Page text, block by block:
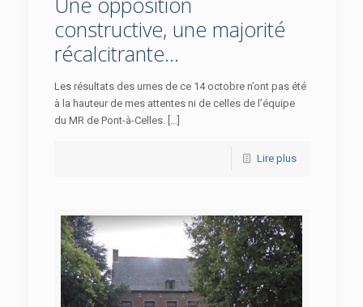
constructive, une majorité
récalcitrante…
Les résultats des urnes de ce 14 octobre n’ont pas été
à la hauteur de mes attentes ni de celles de l’équipe
du MR de Pont-à-Celles. […]
Lire plus